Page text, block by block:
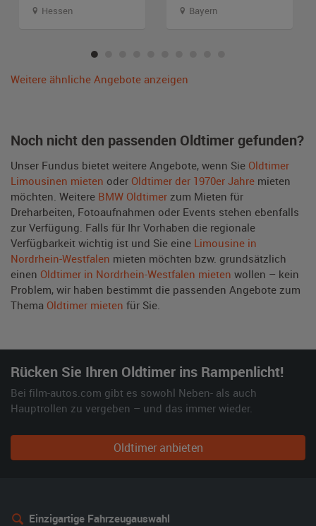
Hessen
Bayern
Weitere ähnliche Angebote anzeigen
Noch nicht den passenden Oldtimer gefunden?
Unser Fundus bietet weitere Angebote, wenn Sie Oldtimer
Limousinen mieten oder Oldtimer der 1970er Jahre mieten
möchten. Weitere BMW Oldtimer zum Mieten für
Dreharbeiten, Fotoaufnahmen oder Events stehen ebenfalls
zur Verfügung. Falls für Ihr Vorhaben die regionale
Verfügbarkeit wichtig ist und Sie eine Limousine in
Nordrhein-Westfalen mieten möchten bzw. grundsätzlich
einen Oldtimer in Nordrhein-Westfalen mieten wollen – kein
Problem, wir haben bestimmt die passenden Angebote zum
Thema Oldtimer mieten für Sie.
Rücken Sie Ihren Oldtimer ins Rampenlicht!
Bei film-autos.com gibt es sowohl Neben- als auch
Hauptrollen zu vergeben – und das immer wieder.
Oldtimer anbieten
Einzigartige Fahrzeugauswahl